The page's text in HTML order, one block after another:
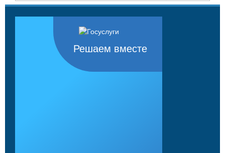
Решаем вместе